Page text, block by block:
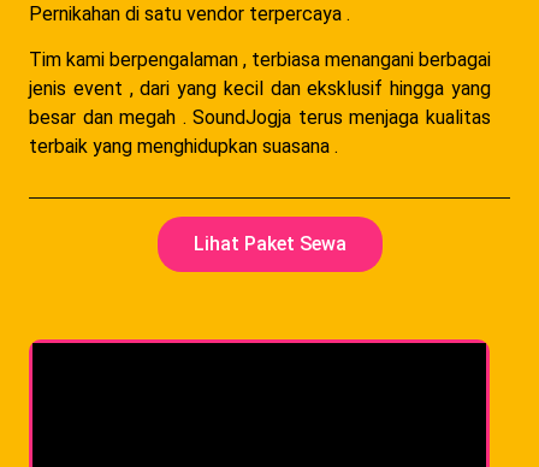
Pernikahan di satu vendor terpercaya .
Tim kami berpengalaman , terbiasa menangani berbagai
jenis event , dari yang kecil dan eksklusif hingga yang
besar dan megah . SoundJogja terus menjaga kualitas
terbaik yang menghidupkan suasana .
Lihat Paket Sewa